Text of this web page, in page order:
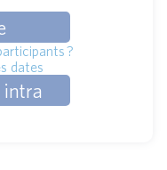
?
dates
intra